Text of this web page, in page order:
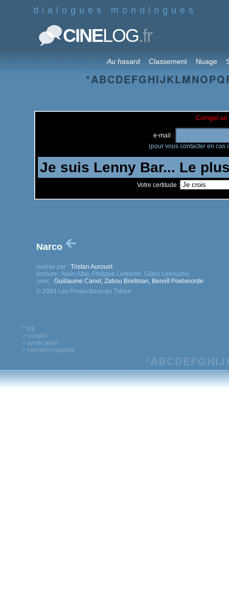
dialogues monologues
CINELOG.fr
Au hasard Classement Nuage
*ABCDEFGHIJKLMNOPQ
Corriger un
e-mail :
(pour vous contacter en cas
Votre certitude :
Narco
realisé par : Tristan Aurouet
écriture : Alain Attal, Philippe Lefebvre, Gilles Lellouche
avec : Guillaume Canet, Zabou Breitman, Benoît Poelvoorde
© 2004 Les Productions du Trésor
^ top
> contact
> syndication
> mentions legales
*ABCDEFG HIJ